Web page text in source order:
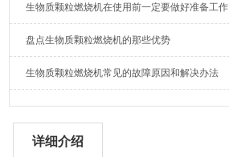
生物质颗粒燃烧机在使用前一定要做好准备工作
盘点生物质颗粒燃烧机的那些优势
生物质颗粒燃烧机常见的故障原因和解决办法
详细介绍